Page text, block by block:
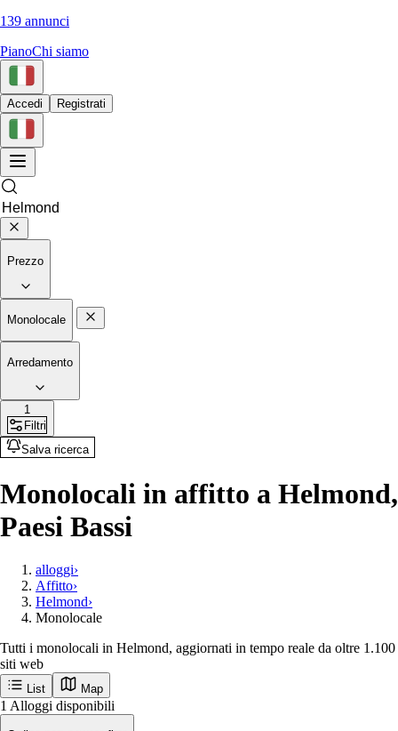
139 annunci
PianoChi siamo
Accedi Registrati
Prezzo
Monolocale
Arredamento
1
Filtri
Salva ricerca
Monolocali in affitto a Helmond,
Paesi Bassi
alloggi›
Affitto›
Helmond›
Monolocale
Tutti i monolocali in Helmond, aggiornati in tempo reale da oltre 1.100
siti web
List Map